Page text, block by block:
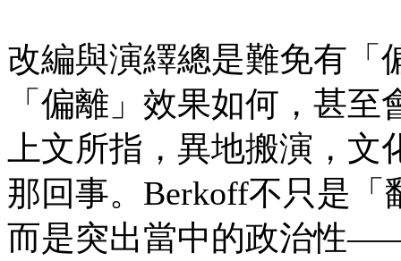
改編與演繹總是難免有「
「偏離」效果如何，甚
上文所指，異地搬演，
那回事。Berkoff不只是
而是突出當中的政治性